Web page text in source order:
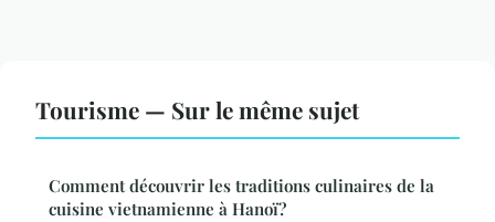
Tourisme — Sur le même sujet
Comment découvrir les traditions culinaires de la
cuisine vietnamienne à Hanoï?